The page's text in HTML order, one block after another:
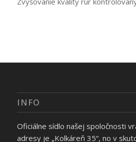
INFO
Oficiálne sídlo našej spoločnosti
adresy je „Kolkáreň 35“, no v